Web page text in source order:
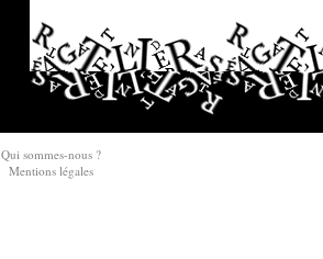
Qui sommes-nous ?
Mentions légales